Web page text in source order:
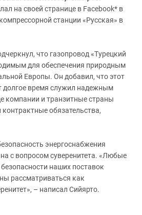
на своей странице в Facebook* в
станции «Русская» в
что газопровод «Турецкий
для обеспечения природным
Европы. Он добавил, что этот
долгое время служил надежным
компании и транзитные страны
обязательства,
энергоснабжения
с вопросом суверенитета. «Любые
наших поставок
рассматриваться как
– написал Сийярто.